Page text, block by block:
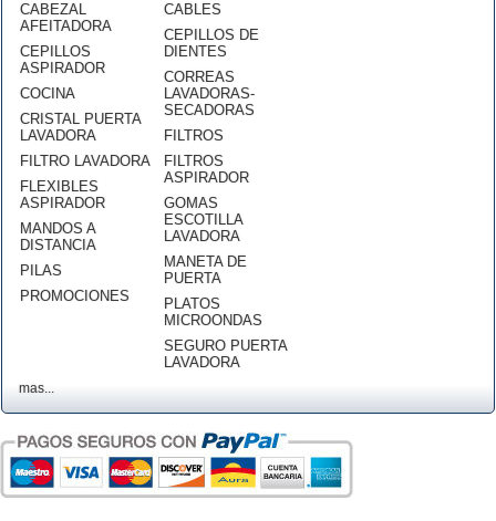
CABEZAL
AFEITADORA
CEPILLOS
ASPIRADOR
COCINA
CRISTAL PUERTA
LAVADORA
FILTRO LAVADORA
FLEXIBLES
ASPIRADOR
MANDOS A
DISTANCIA
PILAS
PROMOCIONES
CABLES
CEPILLOS DE
DIENTES
CORREAS
LAVADORAS-
SECADORAS
FILTROS
FILTROS
ASPIRADOR
GOMAS
ESCOTILLA
LAVADORA
MANETA DE
PUERTA
PLATOS
MICROONDAS
SEGURO PUERTA
LAVADORA
mas...